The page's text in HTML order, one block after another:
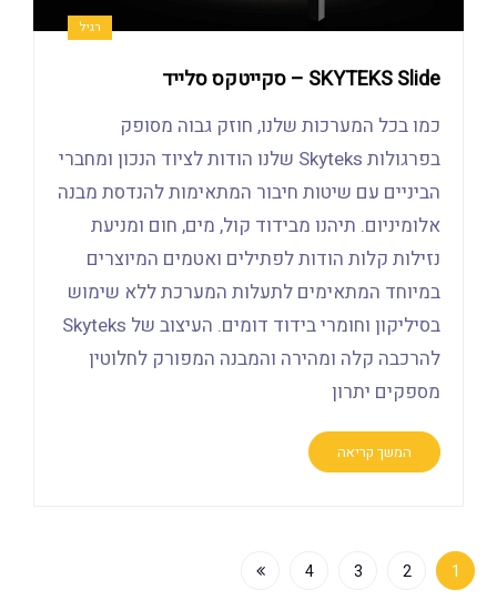
רגיל
SKYTEKS Slide – סקייטקס סלייד
כמו בכל המערכות שלנו, חוזק גבוה מסופק
בפרגולות Skyteks שלנו הודות לציוד הנכון ומחברי
הביניים עם שיטות חיבור המתאימות להנדסת מבנה
אלומיניום. תיהנו מבידוד קול, מים, חום ומניעת
נזילות קלות הודות לפתילים ואטמים המיוצרים
במיוחד המתאימים לתעלות המערכת ללא שימוש
בסיליקון וחומרי בידוד דומים. העיצוב של Skyteks
להרכבה קלה ומהירה והמבנה המפורק לחלוטין
מספקים יתרון
המשך קריאה
1
2
3
4